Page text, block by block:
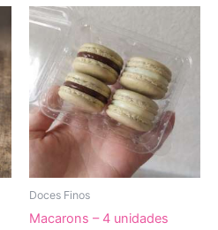
Doces Finos
Macarons – 4 unidades